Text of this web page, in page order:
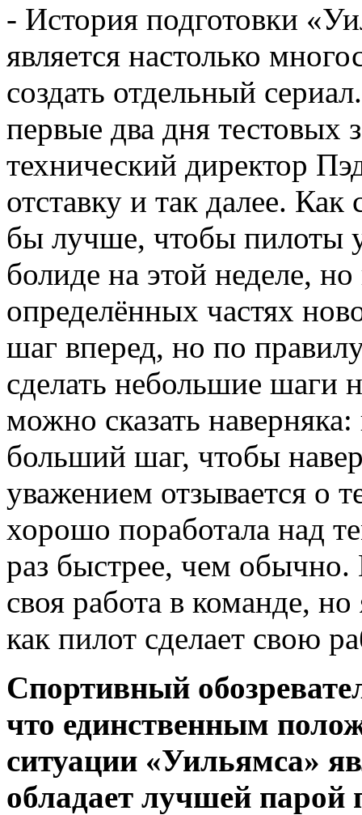
- История подготовки
является настолько
создать отдельный
первые два дня тестовых
технический директор
отставку и так далее.
бы лучше, чтобы пилоты
болиде на этой неделе,
определённых частях
шаг вперед, но по
сделать небольшие шаги
можно сказать
больший шаг, чтобы
уважением отзывается о
хорошо поработала над
раз быстрее, чем
своя работа в команде,
как пилот сделает свою
Спортивный
что единственным
ситуации «Уильямса»
обладает лучшей